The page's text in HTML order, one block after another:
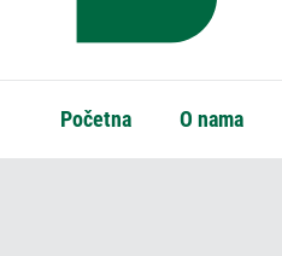
Početna O nama